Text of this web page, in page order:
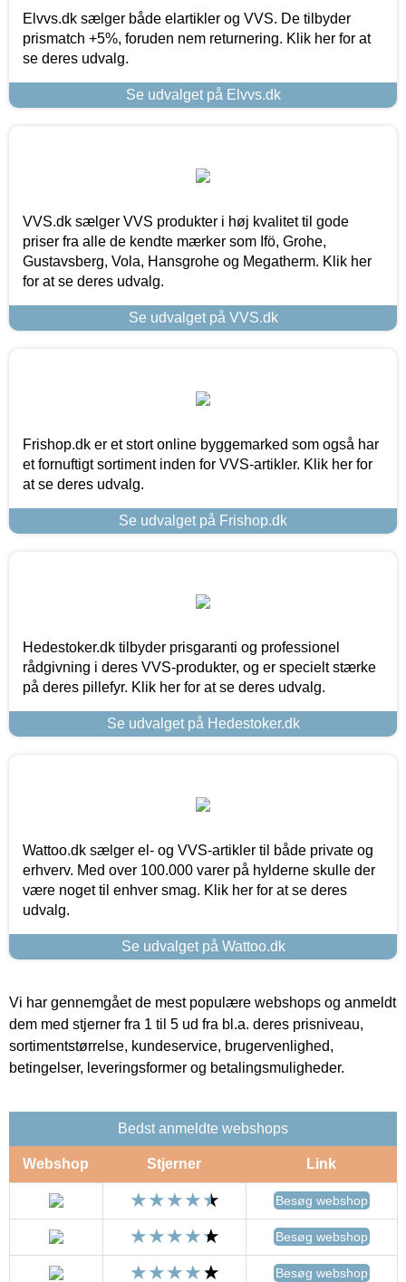
Elvvs.dk sælger både elartikler og VVS. De tilbyder
prismatch +5%, foruden nem returnering. Klik her for at
se deres udvalg.
Se udvalget på Elvvs.dk
VVS.dk sælger VVS produkter i høj kvalitet til gode
priser fra alle de kendte mærker som Ifö, Grohe,
Gustavsberg, Vola, Hansgrohe og Megatherm. Klik her
for at se deres udvalg.
Se udvalget på VVS.dk
Frishop.dk er et stort online byggemarked som også har
et fornuftigt sortiment inden for VVS-artikler. Klik her for
at se deres udvalg.
Se udvalget på Frishop.dk
Hedestoker.dk tilbyder prisgaranti og professionel
rådgivning i deres VVS-produkter, og er specielt stærke
på deres pillefyr. Klik her for at se deres udvalg.
Se udvalget på Hedestoker.dk
Wattoo.dk sælger el- og VVS-artikler til både private og
erhverv. Med over 100.000 varer på hylderne skulle der
være noget til enhver smag. Klik her for at se deres
udvalg.
Se udvalget på Wattoo.dk
Vi har gennemgået de mest populære webshops og anmeldt
dem med stjerner fra 1 til 5 ud fra bl.a. deres prisniveau,
sortimentstørrelse, kundeservice, brugervenlighed,
betingelser, leveringsformer og betalingsmuligheder.
Bedst anmeldte webshops
Webshop Stjerner Link
Besøg webshop
Besøg webshop
Besøg webshop